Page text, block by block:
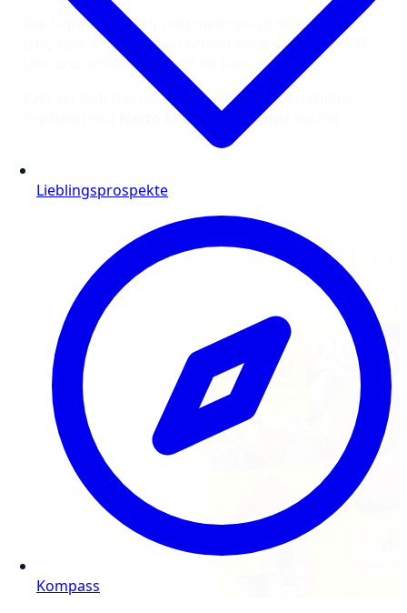
Die Öffnungszeiten sind meist von 8:00 bis 21:00
Uhr, aber einige Filialen öffnen auch schon um 7:00
Uhr und schließen um 20:00 Uhr.
Falls du dich hierher verirrt hast und den Online-
Netto Marken-Discount
Lieblingsprospekte
Kompass